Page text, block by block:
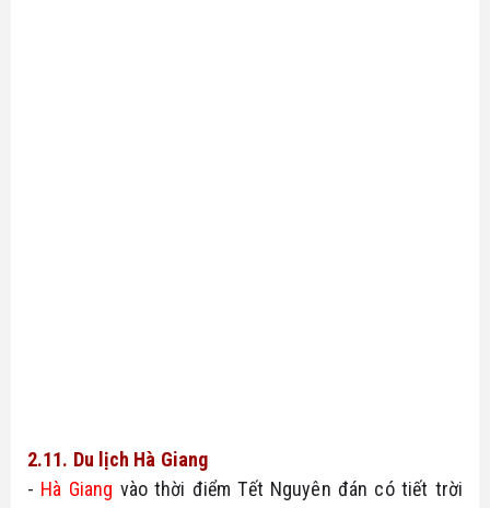
2.11. Du lịch Hà Giang
- Hà Giang vào thời điểm Tết Nguyên đán có tiết trời